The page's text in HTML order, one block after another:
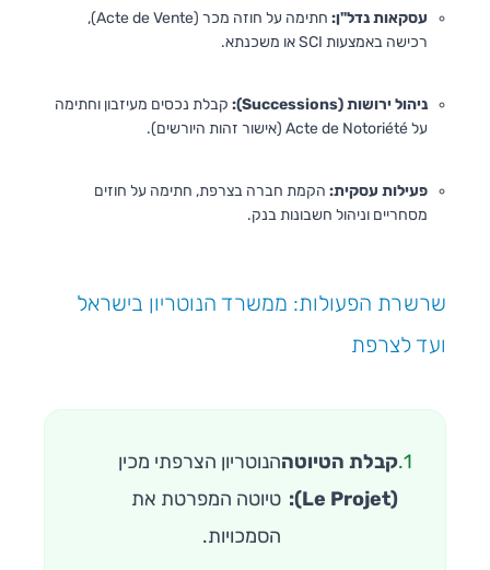
עסקאות נדל"ן:
חתימה על חוזה מכר (Acte de Vente),
רכישה באמצעות SCI או משכנתא.
ניהול ירושות (Successions):
קבלת נכסים מעיזבון וחתימה
על Acte de Notoriété (אישור זהות היורשים).
פעילות עסקית: הקמת חברה בצרפת, חתימה על חוזים
מסחריים וניהול חשבונות בנק.
שרשרת הפעולות: ממשרד הנוטריון בישראל
ועד לצרפת
1. קבלת הטיוטה
(Le Projet):
הנוטריון הצרפתי מכין
טיוטה המפרטת את
הסמכויות.